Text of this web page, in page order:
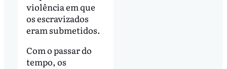
violência em que
os escravizados
eram submetidos.
Com o passar do
tempo, os